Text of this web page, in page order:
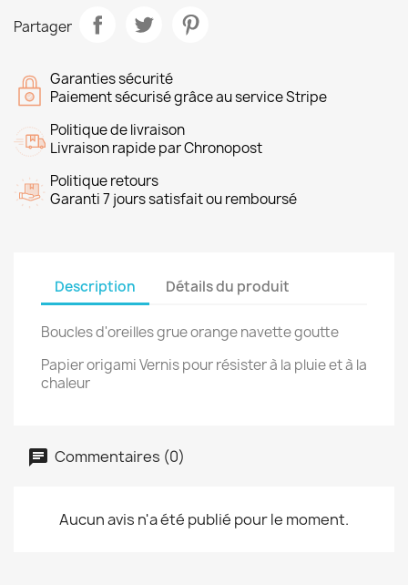
Partager
Garanties sécurité
Paiement sécurisé grâce au service Stripe
Politique de livraison
Livraison rapide par Chronopost
Politique retours
Garanti 7 jours satisfait ou remboursé
Description Détails du produit
Boucles d'oreilles grue orange navette goutte
Papier origami Vernis pour résister à la pluie et à la
chaleur
Commentaires (0)
Aucun avis n'a été publié pour le moment.